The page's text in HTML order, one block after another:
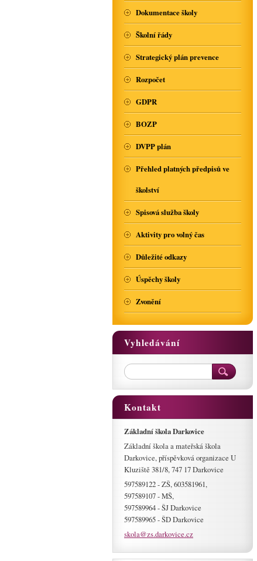
Dokumentace školy
Školní řády
Strategický plán prevence
Rozpočet
GDPR
BOZP
DVPP plán
Přehled platných předpisů ve
školství
Spisová služba školy
Aktivity pro volný čas
Důležité odkazy
Úspěchy školy
Zvonění
Vyhledávání
Kontakt
Základní škola Darkovice
Základní škola a mateřská škola
Darkovice, příspěvková organizace U
Kluziště 381/8, 747 17 Darkovice
597589122 - ZŠ, 603581961,
597589107 - MŠ,
597589964 - ŠJ Darkovice
597589965 - ŠD Darkovice
skola@zs.darkovice.cz